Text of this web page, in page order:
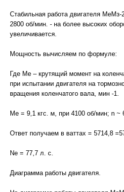
Стабильная работа двигателя МеМз-
2800 об/мин. - на более высоких
увеличивается.
Мощность вычисляем по формуле:
Где Mе – крутящий момент на
при испытании двигателя на
вращения коленчатого вала, мин -1.
Ме = 9,1 кгс. м, при 4100 об/мин; n ~
Ответ получаем в ваттах = 5714,8
Nе = 77,7 л. с.
Диаграмма работы двигателя.